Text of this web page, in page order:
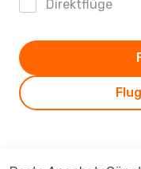
Direktflüge